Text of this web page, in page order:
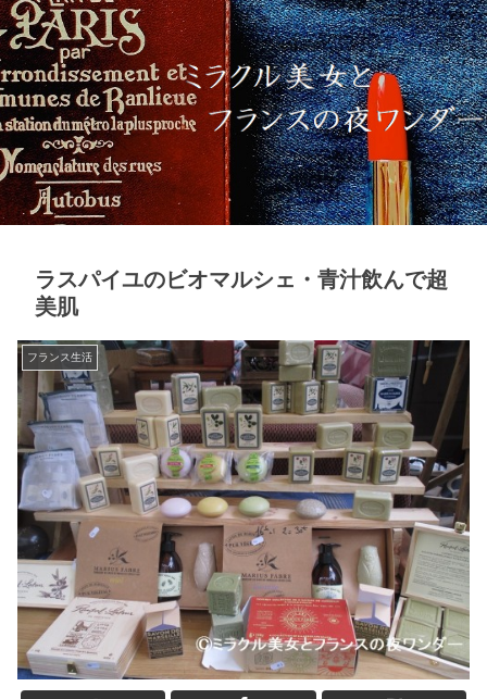
ラスパイユのビオマルシェ・青汁飲んで超
美肌
フランス生活